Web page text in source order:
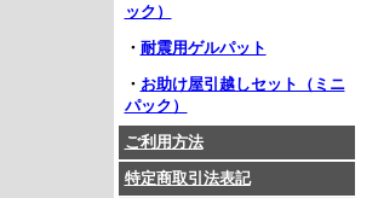
ック）
・ 耐震用ゲルパット
・ お助け屋引越しセット（ミニ
パック）
ご利用方法
特定商取引法表記